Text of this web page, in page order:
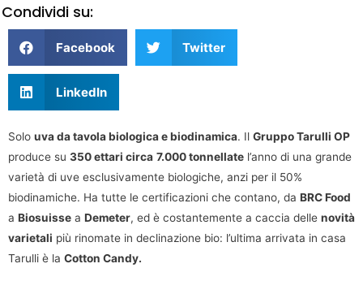
Condividi su:
Facebook Twitter
LinkedIn
Solo uva da tavola biologica e biodinamica. Il Gruppo Tarulli OP
produce su 350 ettari circa 7.000 tonnellate l’anno di una grande
varietà di uve esclusivamente biologiche, anzi per il 50%
biodinamiche. Ha tutte le certificazioni che contano, da BRC Food
a Biosuisse a Demeter, ed è costantemente a caccia delle novità
varietali più rinomate in declinazione bio: l’ultima arrivata in casa
Tarulli è la Cotton Candy.